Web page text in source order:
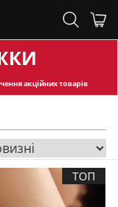
акційних товарів
ТОП